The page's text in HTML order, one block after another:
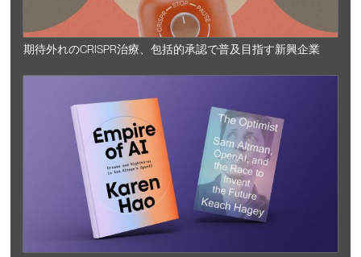
期待外れのCRISPR治療、包括的承認で普及目指す新興企業